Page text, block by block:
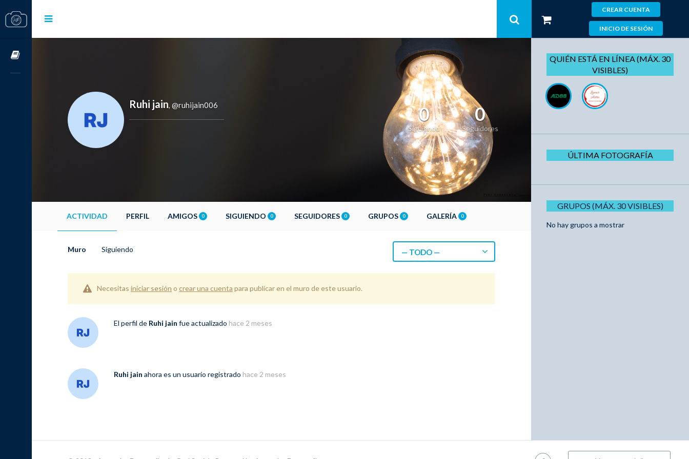
CREAR CUENTA
INICIO DE SESIÓN
Ruhi jain, @ruhijain006 0
Siguiendo
0
Seguidores
ACTIVIDAD PERFIL AMIGOS 0 SIGUIENDO 0 SEGUIDORES 0 GRUPOS 0 GALERÍA 0
Muro Siguiendo — TODO —
Necesitas iniciar sesión o crear una cuenta para publicar en el muro de este usuario.
El perfil de Ruhi jain fue actualizado hace 2 meses
Ruhi jain ahora es un usuario registrado hace 2 meses
QUIÉN ESTÁ EN LÍNEA (MÁX. 30
VISIBLES)
ÚLTIMA FOTOGRAFÍA
GRUPOS (MÁX. 30 VISIBLES)
No hay grupos a mostrar